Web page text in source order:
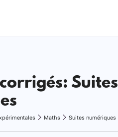
Suites
Maths Suites numériques